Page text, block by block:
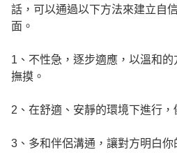
話，可以通過以下方法來建立自
面。
1、不性急，逐步適應，以溫和
撫摸。
2、在舒適、安靜的環境下進行，
3、多和伴侶溝通，讓對方明白你